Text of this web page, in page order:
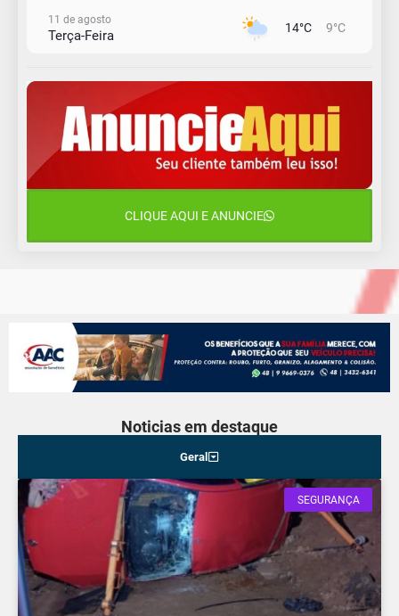
11 de agosto
Terça-Feira 14°C 9°C
Quarta-Feira 13°C 11°C
13 de agosto
Quinta-Feira
Sexta-Feira
CLIQUE AQUI E ANUNCIE
Noticias em destaque
Geral
SEGURANÇA